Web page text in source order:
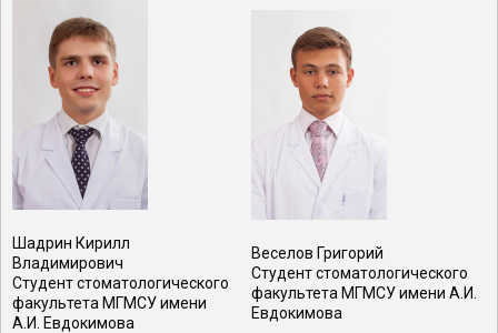
Шадрин Кирилл
Владимирович
Студент стоматологического
факультета МГМСУ имени
А.И. Евдокимова
Веселов Григорий
Студент стоматологического
факультета МГМСУ имени А.И.
Евдокимова